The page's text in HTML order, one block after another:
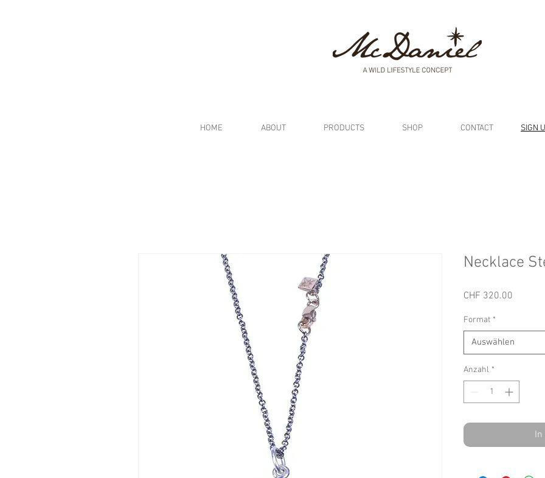
HOME ABOUT PRODUCTS SHOP CONTACT SIGN
Necklace
CHF 320.00
Format *
Auswählen
Anzahl *
In